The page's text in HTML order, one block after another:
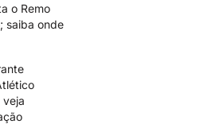
o Remo
saiba onde
veja